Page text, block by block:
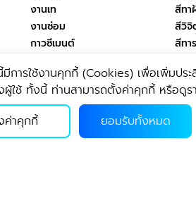
งานเท
งานซ่อม
กาวซีเมนต์
DIY
กาวยาแนว
สีทา
สีวิจิ
สีทา
สีเค
เครื่
เค
ผลิตภัณฑ์สุขอนามัยชีวภาพ
ารใช้งานคุกกี้ (Cookies) เพื่อเพิ่มประ
ใช้ ทั้งนี้ ท่านสามารถตั้งค่าคุกกี้ หรือดูร
ค่าคุกกี้
ยอมรับทั้งหมด